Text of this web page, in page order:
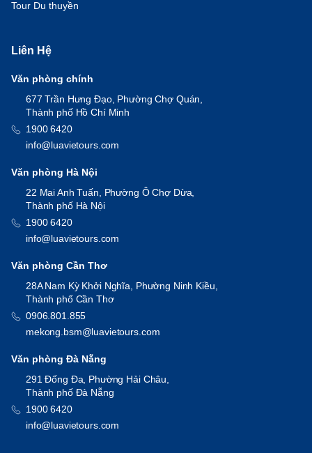
Tour Du thuyền
Liên Hệ
Văn phòng chính
677 Trần Hưng Đạo, Phường Chợ Quán,
Thành phố Hồ Chí Minh
1900 6420
info@luavietours.com
Văn phòng Hà Nội
22 Mai Anh Tuấn, Phường Ô Chợ Dừa,
Thành phố Hà Nội
1900 6420
info@luavietours.com
Văn phòng Cần Thơ
28A Nam Kỳ Khởi Nghĩa, Phường Ninh Kiều,
Thành phố Cần Thơ
0906.801.855
mekong.bsm@luavietours.com
Văn phòng Đà Nẵng
291 Đống Đa, Phường Hải Châu,
Thành phố Đà Nẵng
1900 6420
info@luavietours.com